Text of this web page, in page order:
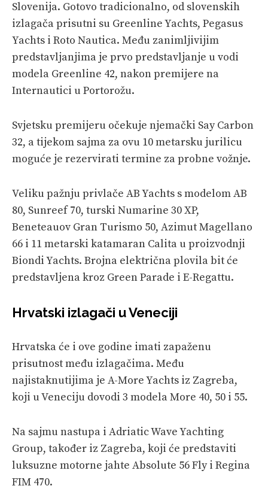
Slovenija. Gotovo tradicionalno, od slovenskih
izlagača prisutni su Greenline Yachts, Pegasus
Yachts i Roto Nautica. Među zanimljivijim
predstavljanjima je prvo predstavljanje u vodi
modela Greenline 42, nakon premijere na
Internautici u Portorožu.
Svjetsku premijeru očekuje njemački Say Carbon
32, a tijekom sajma za ovu 10 metarsku jurilicu
moguće je rezervirati termine za probne vožnje.
Veliku pažnju privlače AB Yachts s modelom AB
80, Sunreef 70, turski Numarine 30 XP,
Beneteauov Gran Turismo 50, Azimut Magellano
66 i 11 metarski katamaran Calita u proizvodnji
Biondi Yachts. Brojna električna plovila bit će
predstavljena kroz Green Parade i E-Regattu.
Hrvatski izlagači u Veneciji
Hrvatska će i ove godine imati zapaženu
prisutnost među izlagačima. Među
najistaknutijima je A-More Yachts iz Zagreba,
koji u Veneciju dovodi 3 modela More 40, 50 i 55.
Na sajmu nastupa i Adriatic Wave Yachting
Group, također iz Zagreba, koji će predstaviti
luksuzne motorne jahte Absolute 56 Fly i Regina
FIM 470.